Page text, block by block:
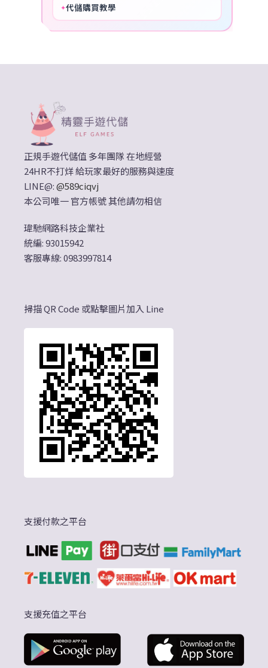
✦代儲購買教學
正規手遊代儲值 多年團隊 在地經營
24HR不打烊 給玩家最好的服務與速度
LINE@:@589ciqvj
本公司唯一 官方帳號 其他請勿相信
瑋馳網路科技企業社
統編: 93015942
客服專線: 0983997814
掃描 QR Code 或點擊圖片加入 Line
支援付款之平台
支援充值之平台